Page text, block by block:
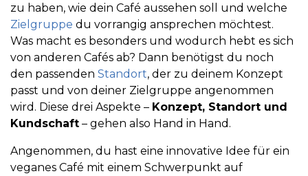
zu haben, wie dein Café aussehen soll und welche
Zielgruppe du vorrangig ansprechen möchtest.
Was macht es besonders und wodurch hebt es sich
von anderen Cafés ab? Dann benötigst du noch
den passenden Standort, der zu deinem Konzept
passt und von deiner Zielgruppe angenommen
wird. Diese drei Aspekte – Konzept, Standort und
Kundschaft – gehen also Hand in Hand.
Angenommen, du hast eine innovative Idee für ein
veganes Café mit einem Schwerpunkt auf